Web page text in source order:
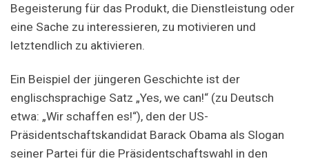
Begeisterung für das Produkt, die Dienstleistung oder
eine Sache zu interessieren, zu motivieren und
letztendlich zu aktivieren.
Ein Beispiel der jüngeren Geschichte ist der
englischsprachige Satz „Yes, we can!“ (zu Deutsch
etwa: „Wir schaffen es!“), den der US-
Präsidentschaftskandidat Barack Obama als Slogan
seiner Partei für die Präsidentschaftswahl in den